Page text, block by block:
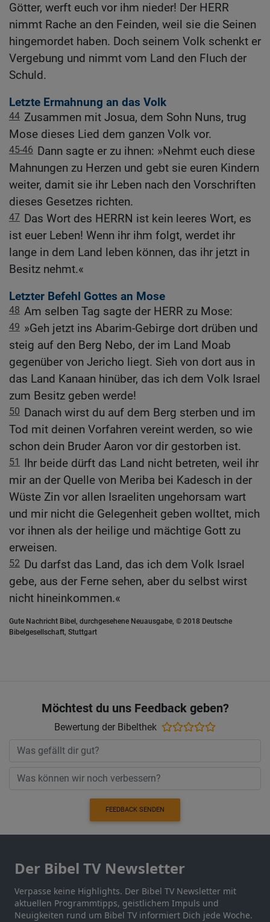
Götter, werft euch vor ihm nieder! Der HERR
nimmt Rache an den Feinden, weil sie die Seinen
hingemordet haben. Doch seinem Volk schenkt er
Vergebung und nimmt vom Land den Fluch der
Schuld.
Letzte Ermahnung an das Volk
44 Zusammen mit Josua, dem Sohn Nuns, trug
Mose dieses Lied dem ganzen Volk vor.
45-46 Dann sagte er zu ihnen: »Nehmt euch diese
Mahnungen zu Herzen und gebt sie euren Kindern
weiter, damit sie ihr Leben nach den Vorschriften
dieses Gesetzes richten.
47 Das Wort des HERRN ist kein leeres Wort, es
ist euer Leben! Wenn ihr ihm folgt, werdet ihr
lange in dem Land leben können, das ihr jetzt in
Besitz nehmt.«
Letzter Befehl Gottes an Mose
48 Am selben Tag sagte der HERR zu Mose:
49 »Geh jetzt ins Abarim-Gebirge dort drüben und
steig auf den Berg Nebo, der im Land Moab
gegenüber von Jericho liegt. Sieh von dort aus in
das Land Kanaan hinüber, das ich dem Volk Israel
zum Besitz geben werde!
50 Danach wirst du auf dem Berg sterben und im
Tod mit deinen Vorfahren vereint werden, so wie
schon dein Bruder Aaron vor dir gestorben ist.
51
Ihr beide dürft das Land nicht betreten, weil ihr
mir an der Quelle von Meriba bei Kadesch in der
Wüste Zin vor allen Israeliten ungehorsam wart
und mir nicht die Gelegenheit geben wolltet, mich
vor ihnen als der heilige und mächtige Gott zu
erweisen.
52 Du darfst das Land, das ich dem Volk Israel
gebe, aus der Ferne sehen, aber du selbst wirst
nicht hineinkommen.«
Gute Nachricht Bibel, durchgesehene Neuausgabe, © 2018 Deutsche
Bibelgesellschaft, Stuttgart
Möchtest du uns Feedback geben?
Bewertung der Bibelthek
FEEDBACK SENDEN
Der Bibel TV Newsletter
Verpasse keine Highlights. Der Bibel TV Newsletter mit
aktuellen Programmtipps, geistlichem Impuls und
Neuigkeiten rund um Bibel TV informiert Dich jede Woche.